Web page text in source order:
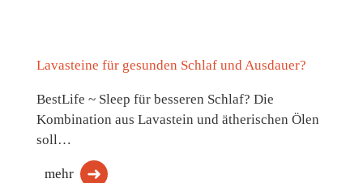
Lavasteine für gesunden Schlaf und Ausdauer?
BestLife ~ Sleep für besseren Schlaf? Die
Kombination aus Lavastein und ätherischen Ölen
soll…
mehr